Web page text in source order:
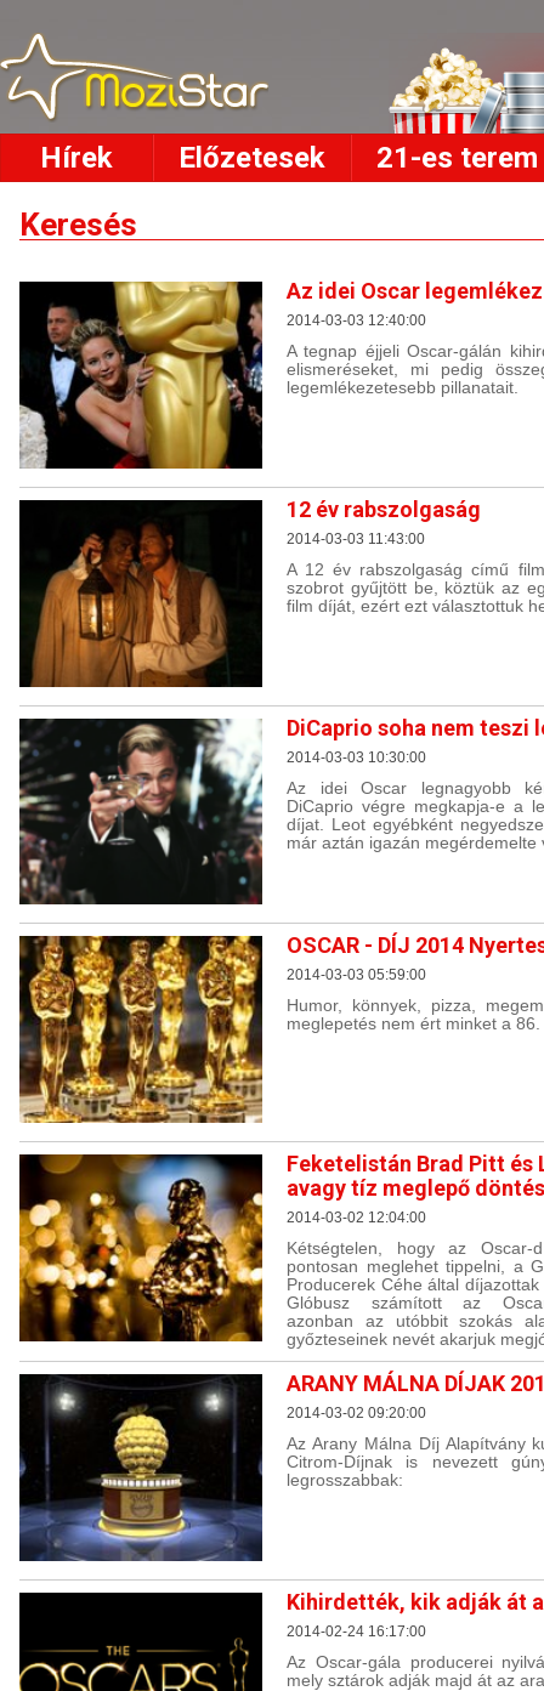
Hírek Előzetesek 21-es terem
Keresés
Az idei Oscar
2014-03-03 12:40:00
A tegnap éjjeli Oscar-gálán
elismeréseket, mi pedig
legemlékezetesebb pillanatait.
12 év rabszolgaság
2014-03-03 11:43:00
A 12 év rabszolgaság című
szobrot gyűjtött be, köztük az
film díját, ezért ezt választottuk
DiCaprio soha nem teszi
2014-03-03 10:30:00
Az idei Oscar legnagyobb
DiCaprio végre megkapja-e a
díjat. Leot egyébként
már aztán igazán megérdemelte
OSCAR - DÍJ 2014
2014-03-03 05:59:00
Humor, könnyek, pizza,
meglepetés nem ért minket a
Feketelistán Brad Pitt és
avagy tíz meglepő
2014-03-02 12:04:00
Kétségtelen, hogy az Oscar-
pontosan meglehet tippelni, a
Producerek Céhe által
Glóbusz számított az
azonban az utóbbit szokás
győzteseinek nevét akarjuk
ARANY MÁLNA DÍJAK
2014-03-02 09:20:00
Az Arany Málna Díj Alapítvány
Citrom-Díjnak is nevezett
legrosszabbak:
Kihirdették, kik adják át
2014-02-24 16:17:00
Az Oscar-gála producerei
mely sztárok adják majd át az